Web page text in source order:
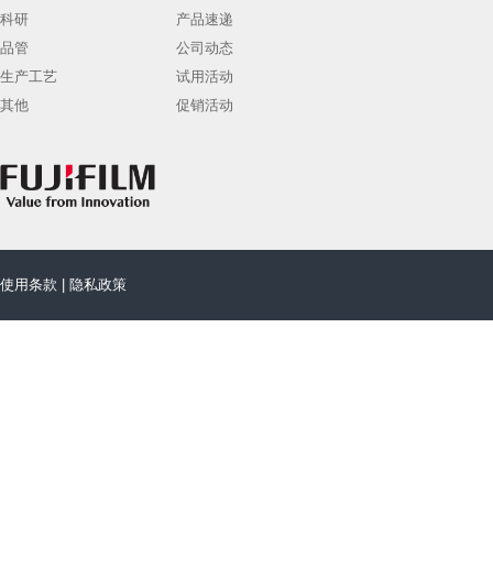
科研
品管
生产工艺
其他
产品速递
公司动态
试用活动
促销活动
使用条款 | 隐私政策